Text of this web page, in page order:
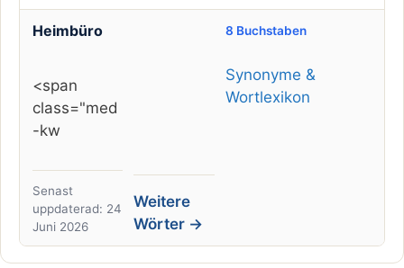
Heimbüro 8 Buchstaben
<span
class="med
-kw
Synonyme &
Wortlexikon
Senast
uppdaterad: 24
Juni 2026
Weitere
Wörter →